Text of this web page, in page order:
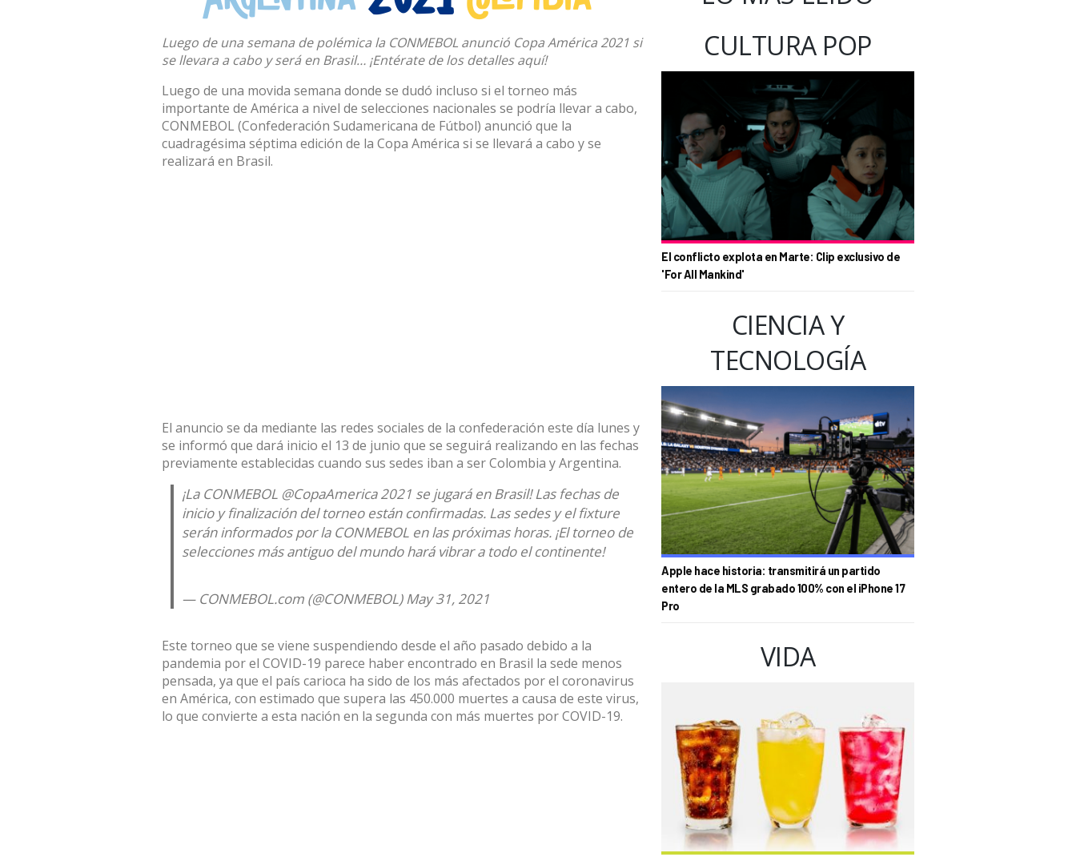
Luego de una semana de polémica la CONMEBOL anunció Copa América 2021 si
se llevara a cabo y será en Brasil… ¡Entérate de los detalles aquí!
Luego de una movida semana donde se dudó incluso si el torneo más
importante de América a nivel de selecciones nacionales se podría llevar a cabo,
CONMEBOL (Confederación Sudamericana de Fútbol) anunció que la
cuadragésima séptima edición de la Copa América si se llevará a cabo y se
realizará en Brasil.
El anuncio se da mediante las redes sociales de la confederación este día lunes y
se informó que dará inicio el 13 de junio que se seguirá realizando en las fechas
previamente establecidas cuando sus sedes iban a ser Colombia y Argentina.
¡La CONMEBOL @CopaAmerica2021 se jugará en Brasil! Las fechas de
inicio y finalización del torneo están confirmadas. Las sedes y el fixture
serán informados por la CONMEBOL en las próximas horas. ¡El torneo de
selecciones más antiguo del mundo hará vibrar a todo el continente!
— CONMEBOL.com (@CONMEBOL)May 31, 2021
Este torneo que se viene suspendiendo desde el año pasado debido a la
pandemia por el COVID-19 parece haber encontrado en Brasil la sede menos
pensada, ya que el país carioca ha sido de los más afectados por el coronavirus
en América, con estimado que supera las 450.000 muertes a causa de este virus,
lo que convierte a esta nación en la segunda con más muertes por COVID-19.
CULTURA POP
El conflicto explota en Marte: Clip exclusivo de
'For All Mankind'
CIENCIA Y
TECNOLOGÍA
Apple hace historia: transmitirá un partido
entero de la MLS grabado 100% con el iPhone 17
Pro
VIDA